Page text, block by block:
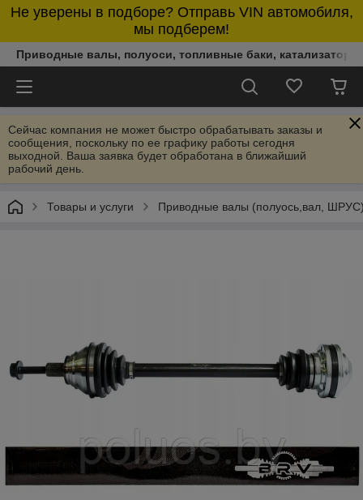
Не уверены в подборе? Отправь VIN автомобиля,
мы подберем!
Приводные валы, полуоси, топливные баки,
Сейчас компания не может быстро обрабатывать заказы и
сообщения, поскольку по ее графику работы сегодня
выходной. Ваша заявка будет обработана в ближайший
рабочий день.
Товары и услуги Приводные валы (полуось,вал,